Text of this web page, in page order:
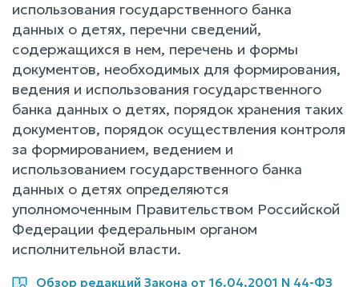
использования государственного банка
данных о детях, перечни сведений,
содержащихся в нем, перечень и формы
документов, необходимых для формирования,
ведения и использования государственного
банка данных о детях, порядок хранения таких
документов, порядок осуществления контроля
за формированием, ведением и
использованием государственного банка
данных о детях определяются
уполномоченным Правительством Российской
Федерации федеральным органом
исполнительной власти.
Обзор редакций Закона от 16.04.2001 N 44-ФЗ